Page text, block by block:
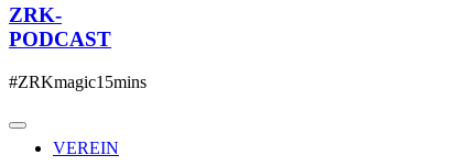
ZRK-
PODCAST
#ZRKmagic15mins
VEREIN